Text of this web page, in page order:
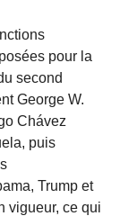
pour la
second
George W.
Chávez
puis
Trump et
vigueur, ce qui